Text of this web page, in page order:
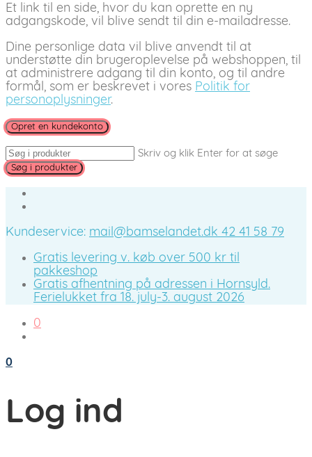
Et link til en side, hvor du kan oprette en ny
adgangskode, vil blive sendt til din e-mailadresse.
Dine personlige data vil blive anvendt til at
understøtte din brugeroplevelse på webshoppen, til
at administrere adgang til din konto, og til andre
formål, som er beskrevet i vores Politik for
personoplysninger.
Opret en kundekonto
Skriv og klik Enter for at søge
Kundeservice: mail@bamselandet.dk 42 41 58 79
Gratis levering v. køb over 500 kr til
pakkeshop
Gratis afhentning på adressen i Hornsyld.
Ferielukket fra 18. july-3. august 2026
0
0
Log ind